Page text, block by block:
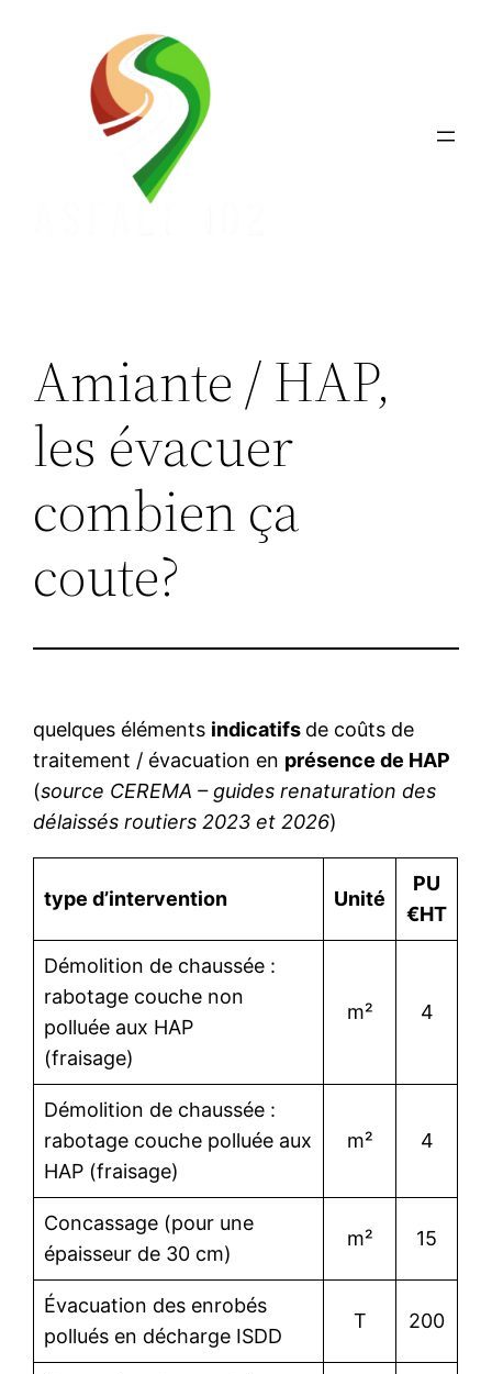
Amiante / HAP,
les évacuer
combien ça
coute?
quelques éléments indicatifs de coûts de
traitement / évacuation en présence de HAP
(source CEREMA – guides renaturation des
délaissés routiers 2023 et 2026)
type d’intervention Unité
PU
€HT
Démolition de chaussée :
rabotage couche non
polluée aux HAP
(fraisage)
m² 4
Démolition de chaussée :
rabotage couche polluée aux
HAP (fraisage)
m² 4
Concassage (pour une
épaisseur de 30 cm)
m² 15
Évacuation des enrobés
pollués en décharge ISDD
T 200